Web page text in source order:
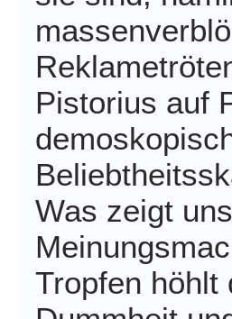
Pistorius auf
Was zeigt
Tropfen höhlt